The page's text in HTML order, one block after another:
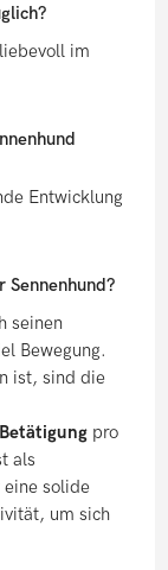
im
Entwicklung
Sennenhund?
seinen
Bewegung.
ist, sind die
pro
als
solide
um sich